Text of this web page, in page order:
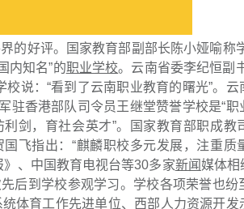
的好评。国家教育部副部长陈小娅喻称
内知名”的职业学校。云南省委李纪恒副
说：“看到了云南职业教育的曙光”。
驻香港部队司令员王继堂赞誉学校是“
剑，育社会英才”。国家教育部职成教
飞指出：“麒麟职校多元发展，注重质
、中国教育电视台等30多家新闻媒体相
后到学校参观学习。学校各项荣誉也纷
体育工作先进单位、西部人力资源开